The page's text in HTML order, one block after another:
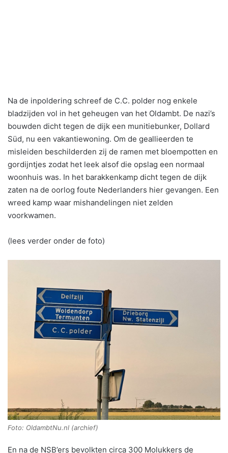
Na de inpoldering schreef de C.C. polder nog enkele
bladzijden vol in het geheugen van het Oldambt. De nazi’s
bouwden dicht tegen de dijk een munitiebunker, Dollard
Süd, nu een vakantiewoning. Om de geallieerden te
misleiden beschilderden zij de ramen met bloempotten en
gordijntjes zodat het leek alsof die opslag een normaal
woonhuis was. In het barakkenkamp dicht tegen de dijk
zaten na de oorlog foute Nederlanders hier gevangen. Een
wreed kamp waar mishandelingen niet zelden
voorkwamen.
(lees verder onder de foto)
Foto: OldambtNu.nl (archief)
En na de NSB’ers bevolkten circa 300 Molukkers de